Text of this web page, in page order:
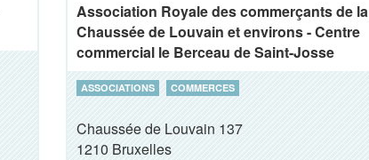
Association Royale des commerçants de la
Chaussée de Louvain et environs - Centre
commercial le Berceau de Saint-Josse
ASSOCIATIONS COMMERCES
Chaussée de Louvain 137
1210Bruxelles